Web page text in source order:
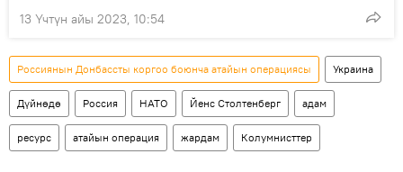
13 Үчтүн айы 2023, 10:54
Россиянын Донбассты коргоо боюнча атайын операциясы Украина
Дүйнөдө Россия НАТО Йенс Столтенберг адам
ресурс атайын операция жардам Колумнисттер